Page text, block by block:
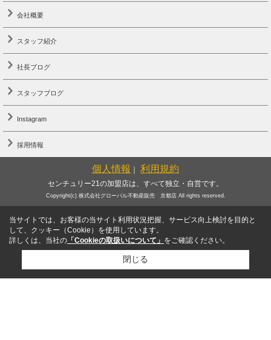
会社概要
スタッフ紹介
社長ブログ
スタッフブログ
Instagram
採用情報
個人情報 利用規約
センチュリー21の加盟店は、すべて独立・自営です。
Copyright(c) 株式会社グローバル不動産販売 京都店 All rights reserved.
当サイトでは、お客様の当サイト利用状況把握、サービス向上検討を目的と
して、クッキー（Cookie）を使用しています。
詳しくは、当社の 「Cookieの取扱いについて」 をご確認ください。
閉じる